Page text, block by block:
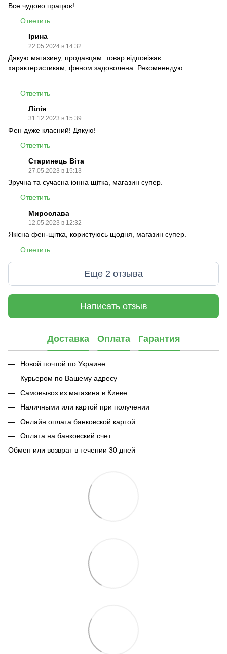
Все чудово працює!
Ответить
Ірина
22.05.2024 в 14:32
Дякую магазину, продавцям. товар відповіжає
характеристикам, феном задоволена. Рекомеендую.
Ответить
Лілія
31.12.2023 в 15:39
Фен дуже класний! Дякую!
Ответить
Старинець Віта
27.05.2023 в 15:13
Зручна та сучасна іонна щітка, магазин супер.
Ответить
Мирослава
12.05.2023 в 12:32
Якісна фен-щітка, користуюсь щодня, магазин супер.
Ответить
Еще 2 отзыва
Написать отзыв
Доставка Оплата Гарантия
Новой почтой по Украине
Курьером по Вашему адресу
Самовывоз из магазина в Киеве
Наличными или картой при получении
Онлайн оплата банковской картой
Оплата на банковский счет
Обмен или возврат в течении 30 дней